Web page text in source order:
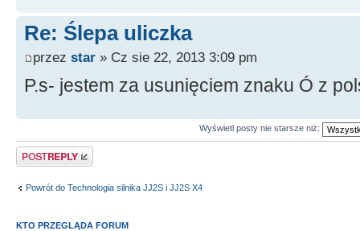
Re: Ślepa uliczka
przez star » Cz sie 22, 2013 3:09 pm
P.s- jestem za usunięciem znaku Ó z
Wyświetl posty nie starsze niż:
Odpowiedz
Powrót do Technologia silnika JJ2S i JJ2S X4
KTO PRZEGLĄDA FORUM